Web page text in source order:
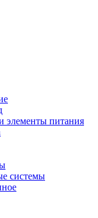
элементы питания
системы